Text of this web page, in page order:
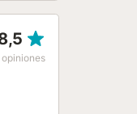
opiniones